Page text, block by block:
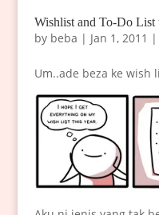
Wishlist and To-Do List
by beba | Jan 1, 2011 |
Um..ade beza ke wish